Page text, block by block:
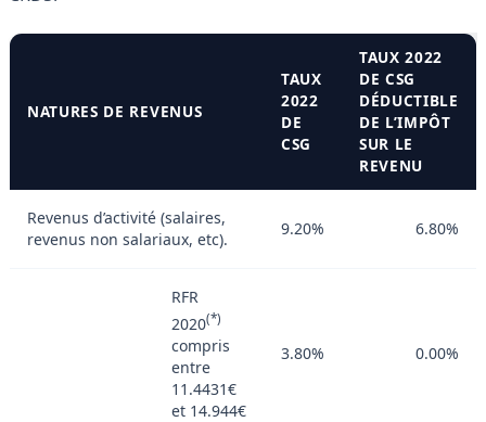
NATURES DE REVENUS
TAUX
2022
DE
CSG
TAUX 2022
DE CSG
DÉDUCTIBLE
DE L’IMPÔT
SUR LE
REVENU
Revenus d’activité (salaires,
revenus non salariaux, etc).
9.20% 6.80%
RFR
2020(*)
compris
entre
11.4431€
et 14.944€
3.80% 0.00%